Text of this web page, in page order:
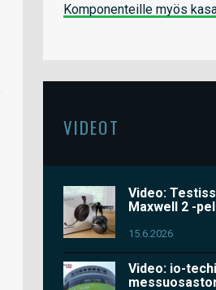
Komponenteille myös
VIDEOT
Video:
Maxwell 2 -
15.6.2026
Video: io-